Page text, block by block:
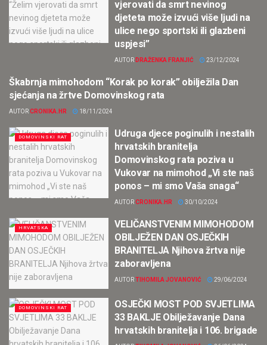
vjerovati da smrt nevinog
djeteta može izvući više ljudi na
ulice nego sportski ili glazbeni
uspjesi”
AUTOR DRAŽENKA FRANJIĆ 23/12/2024
HRVATSKA
Škabrnja mimohodom “Korak po korak” obilježila Dan
sjećanja na žrtve Domovinskog rata
AUTORCRONIKA.HR 18/11/2024
DOMOVINSKI RAT
Udruga djece poginulih i nestalih
hrvatskih branitelja
Domovinskog rata poziva u
Vukovar na mimohod „Vi ste naš
ponos – mi smo Vaša snaga“
AUTORCRONIKA.HR 30/10/2024
HRVATSKA
VELIČANSTVENIM MIMOHODOM
OBILJEŽEN DAN OSJEČKIH
BRANITELJA Njihova žrtva nije
zaboravljena
AUTORTIHOMILA JOVANOVIĆ 29/06/2024
DOMOVINSKI RAT
OSJEČKI MOST POD SVJETLIMA
33 BAKLJE Obilježavanje Dana
hrvatskih branitelja i 106. brigade